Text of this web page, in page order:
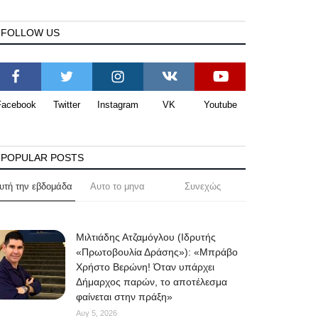
FOLLOW US
Twitter Instagram VK Youtube
POPULAR POSTS
την εβδομάδα Αυτο το μηνα Συνεχώς
Μιλτιάδης Ατζαμόγλου (Ιδρυτής
«Πρωτοβουλία Δράσης»): «Μπράβο
Χρήστο Βερώνη! Όταν υπάρχει
Δήμαρχος παρών, το αποτέλεσμα
φαίνεται στην πράξη»
Αυγ 5, 2026